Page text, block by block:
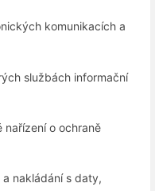
komunikacích a
službách informační
o ochraně
nakládání s daty,